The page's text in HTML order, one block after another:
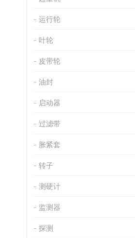
运行轮
叶轮
皮带轮
油封
启动器
过滤带
胀紧套
转子
测硬计
监测器
探测